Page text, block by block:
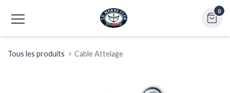
0
Tous les produits Cable Attelage